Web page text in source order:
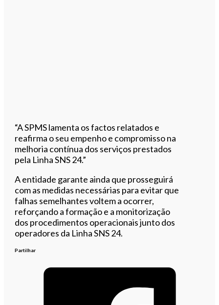
“A SPMS lamenta os factos relatados e
reafirma o seu empenho e compromisso na
melhoria contínua dos serviços prestados
pela Linha SNS 24.”
A entidade garante ainda que prosseguirá
com as medidas necessárias para evitar que
falhas semelhantes voltem a ocorrer,
reforçando a formação e a monitorização
dos procedimentos operacionais junto dos
operadores da Linha SNS 24.
Partilhar